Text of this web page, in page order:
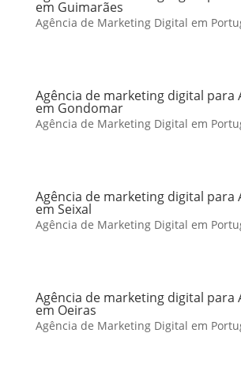
em Guimarães
Agência de Marketing Digital em
Agência de marketing digital para
em Gondomar
Agência de Marketing Digital em
Agência de marketing digital para
em Seixal
Agência de Marketing Digital em
Agência de marketing digital para
em Oeiras
Agência de Marketing Digital em